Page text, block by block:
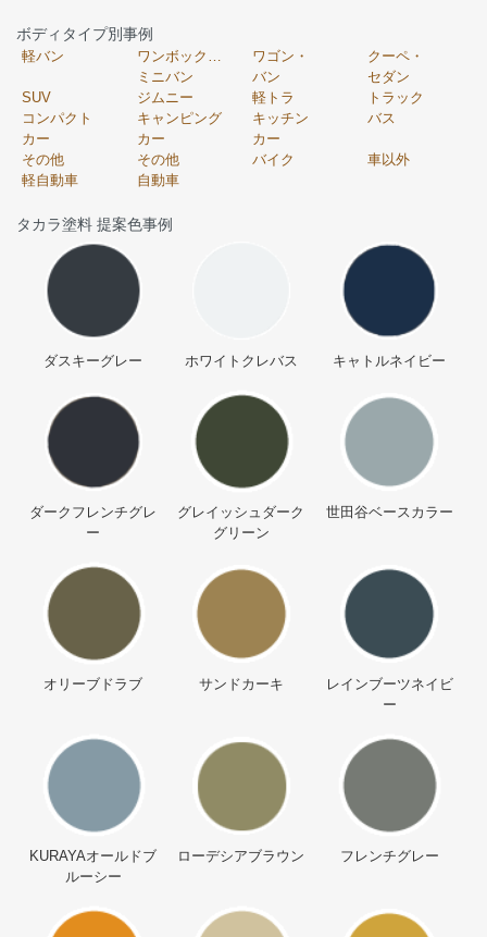
ボディタイプ別事例
軽バン
ミニバン
ワゴン・
バン
クーペ・
セダン
SUV
ジムニー 軽トラ
トラック
コンパクト
カー
キャンピング
カー
キッチン
カー
バス
その他
軽自動車
その他
自動車
バイク 車以外
タカラ塗料 提案色事例
ダスキーグレー ホワイトクレバス キャトルネイビー
ダークフレンチグレ
ー
グレイッシュダーク
グリーン
世田谷ベースカラー
オリーブドラブ サンドカーキ
レインブーツネイビ
ー
KURAYAオールドブ
ルーシー
ローデシアブラウン フレンチグレー